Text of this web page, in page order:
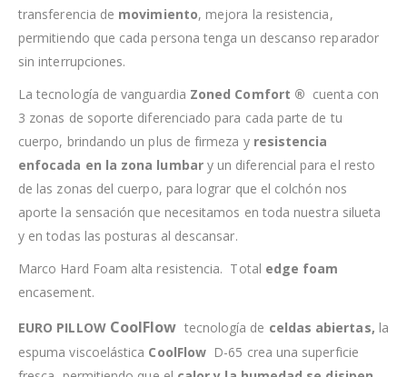
transferencia de movimiento, mejora la resistencia,
permitiendo que cada persona tenga un descanso reparador
sin interrupciones.
La tecnología de vanguardia Zoned Comfort ® cuenta con
3 zonas de soporte diferenciado para cada parte de tu
cuerpo, brindando un plus de firmeza y resistencia
enfocada en la zona lumbary un diferencial para el resto
de las zonas del cuerpo, para lograr que el colchón nos
aporte la sensación que necesitamos en toda nuestra silueta
y en todas las posturas al descansar.
Marco Hard Foam alta resistencia. Total edge foam
encasement.
EURO PILLOW CoolFlow tecnología de celdas abiertas, la
espuma viscoelástica CoolFlow D-65 crea una superficie